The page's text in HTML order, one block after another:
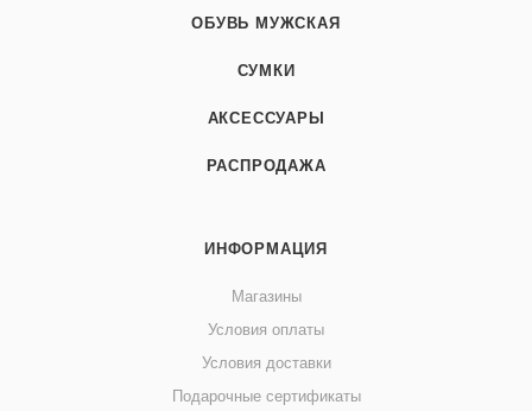
ОБУВЬ МУЖСКАЯ
СУМКИ
АКСЕССУАРЫ
РАСПРОДАЖА
ИНФОРМАЦИЯ
Магазины
Условия оплаты
Условия доставки
Подарочные сертификаты